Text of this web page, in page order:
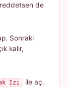
reddetsen de
Sonraki
kalır,
İzi
ile aç.